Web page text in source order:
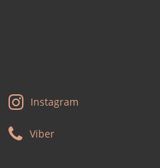
Instagram
Viber